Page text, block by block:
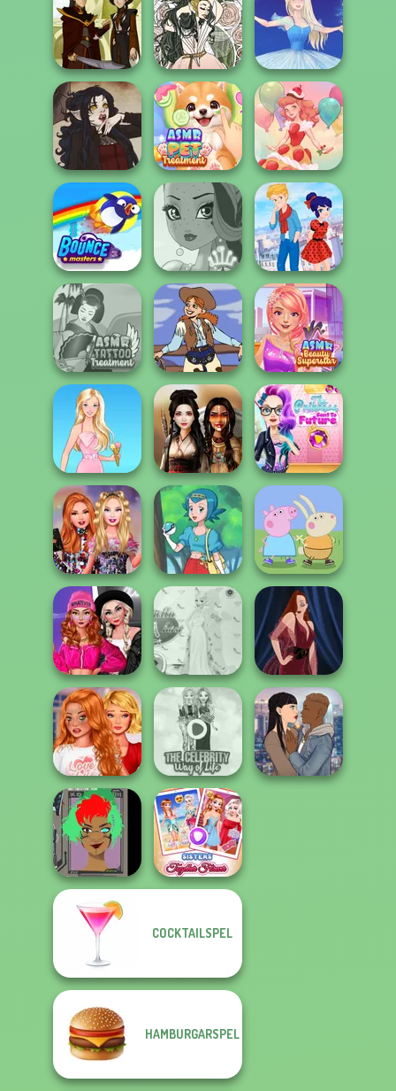
Moonlit
Masquerade
Folklore Fashion
Five Nights At
Christmas
Firebender Zuko Forest Fae Ice Ballerina
Gothic Heroine
ASMR Pet
Treatment
Dessert Girl
Bouncemasters Fairy Tale High
Ladybird Secret
Identity Revea...
ASMR Tattoo
Treatment
Cowgirl
ASMR Beauty
Superstar
Barbie Battle Maidens
The Princess
Sent To The
Futur...
Bestie Birthday
Surprise
Pokegirl
Peppa Pig
Character
Creator
Fashion Wars
Monochrome Vs
Rai...
Princess Gala
Host
Pin-up Jessica
Bestie To The
Rescue Breakup
P...
The Celebrity Way
Of Life
Cyber Character
Creator
Sisters Together
COCKTAILSPEL
HAMBURGARSPEL